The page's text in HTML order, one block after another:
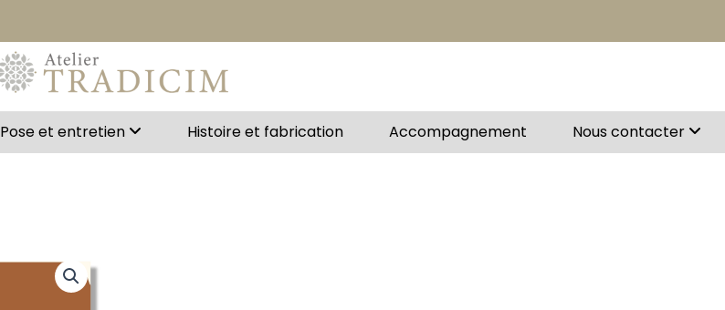
Pose et entretien Histoire et fabrication Accompagnement Nous contacter